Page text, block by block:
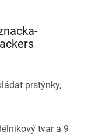
prstýnky,
tvar a 9